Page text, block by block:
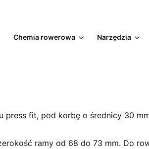
Chemia rowerowa Narzędzia
press fit, pod korbę o średnicy 30
ramy od 68 do 73 mm. Do